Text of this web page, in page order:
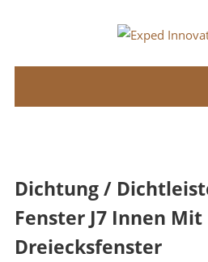
Exped
Adventure
Dichtung /
Fenster J7 Innen Mit
Dreiecksfenster